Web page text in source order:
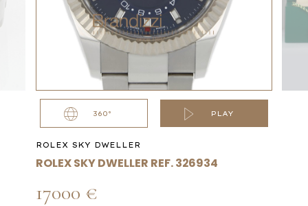
360° PLAY
ROLEX SKY DWELLER
ROLEX SKY DWELLER REF. 326934
17000 €